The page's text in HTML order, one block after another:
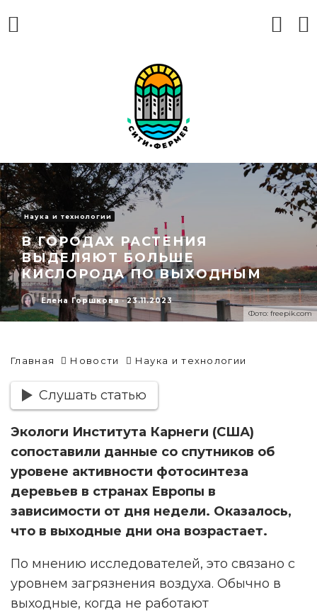
Фото: freepik.com
Наука и технологии
В ГОРОДАХ РАСТЕНИЯ
ВЫДЕЛЯЮТ БОЛЬШЕ
КИСЛОРОДА ПО ВЫХОДНЫМ
Елена Горшкова · 23.11.2023
Главная Новости Наука и технологии
Слушать статью
Экологи Института Карнеги (США)
сопоставили данные со спутников об
уровене активности фотосинтеза
деревьев в странах Европы в
зависимости от дня недели. Оказалось,
что в выходные дни она возрастает.
По мнению исследователей, это связано с
уровнем загрязнения воздуха. Обычно в
выходные, когда не работают